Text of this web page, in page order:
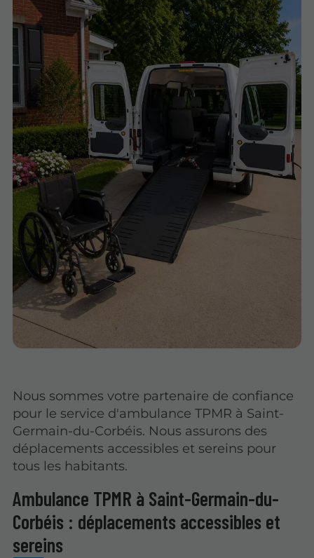
Nous sommes votre partenaire de confiance
pour le service d'ambulance TPMR à Saint-
Germain-du-Corbéis. Nous assurons des
déplacements accessibles et sereins pour
tous les habitants.
Ambulance TPMR à Saint-Germain-du-
Corbéis : déplacements accessibles et
sereins